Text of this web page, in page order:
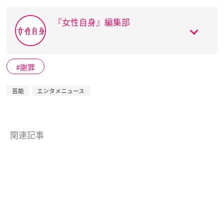
『女性自身』編集部
謝罪
芸能 エンタメニュース
関連記事